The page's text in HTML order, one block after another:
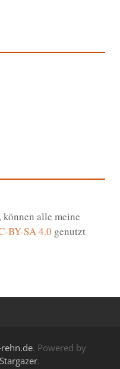
alle meine
BY-SA 4.0 genutzt
. Powered by
Stargazer.